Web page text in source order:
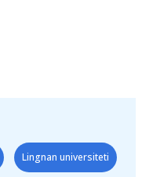
Lingnan universiteti